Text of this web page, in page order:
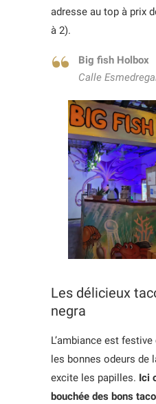
adresse au top à prix
à 2).
Big fish Holbox
Calle
Les délicieux
negra
L’ambiance est
les bonnes odeurs de
excite les papilles. Ici
bouchée des bons